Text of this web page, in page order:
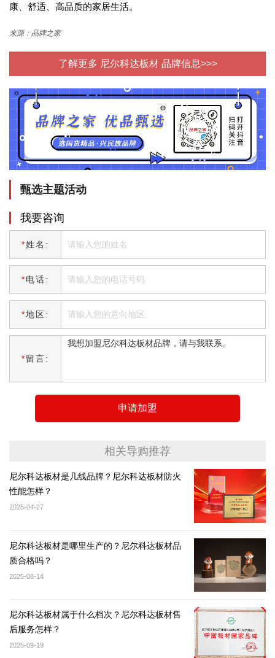
康、舒适、高品质的家居生活。
来源：品牌之家
了解更多 尼尔科达板材 品牌信息>>>
甄选主题活动
我要咨询
*姓名:
*电话:
*地区:
*留言:
申请加盟
相关导购推荐
尼尔科达板材是几线品牌？尼尔科达板材防火
性能怎样？
2025-04-27
尼尔科达板材是哪里生产的？尼尔科达板材品
质合格吗？
2025-08-14
尼尔科达板材属于什么档次？尼尔科达板材售
后服务怎样？
2025-09-19